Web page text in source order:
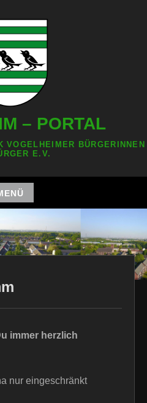
– PORTAL
BÜRGERINNEN
E.V.
immer herzlich
nur eingeschränkt